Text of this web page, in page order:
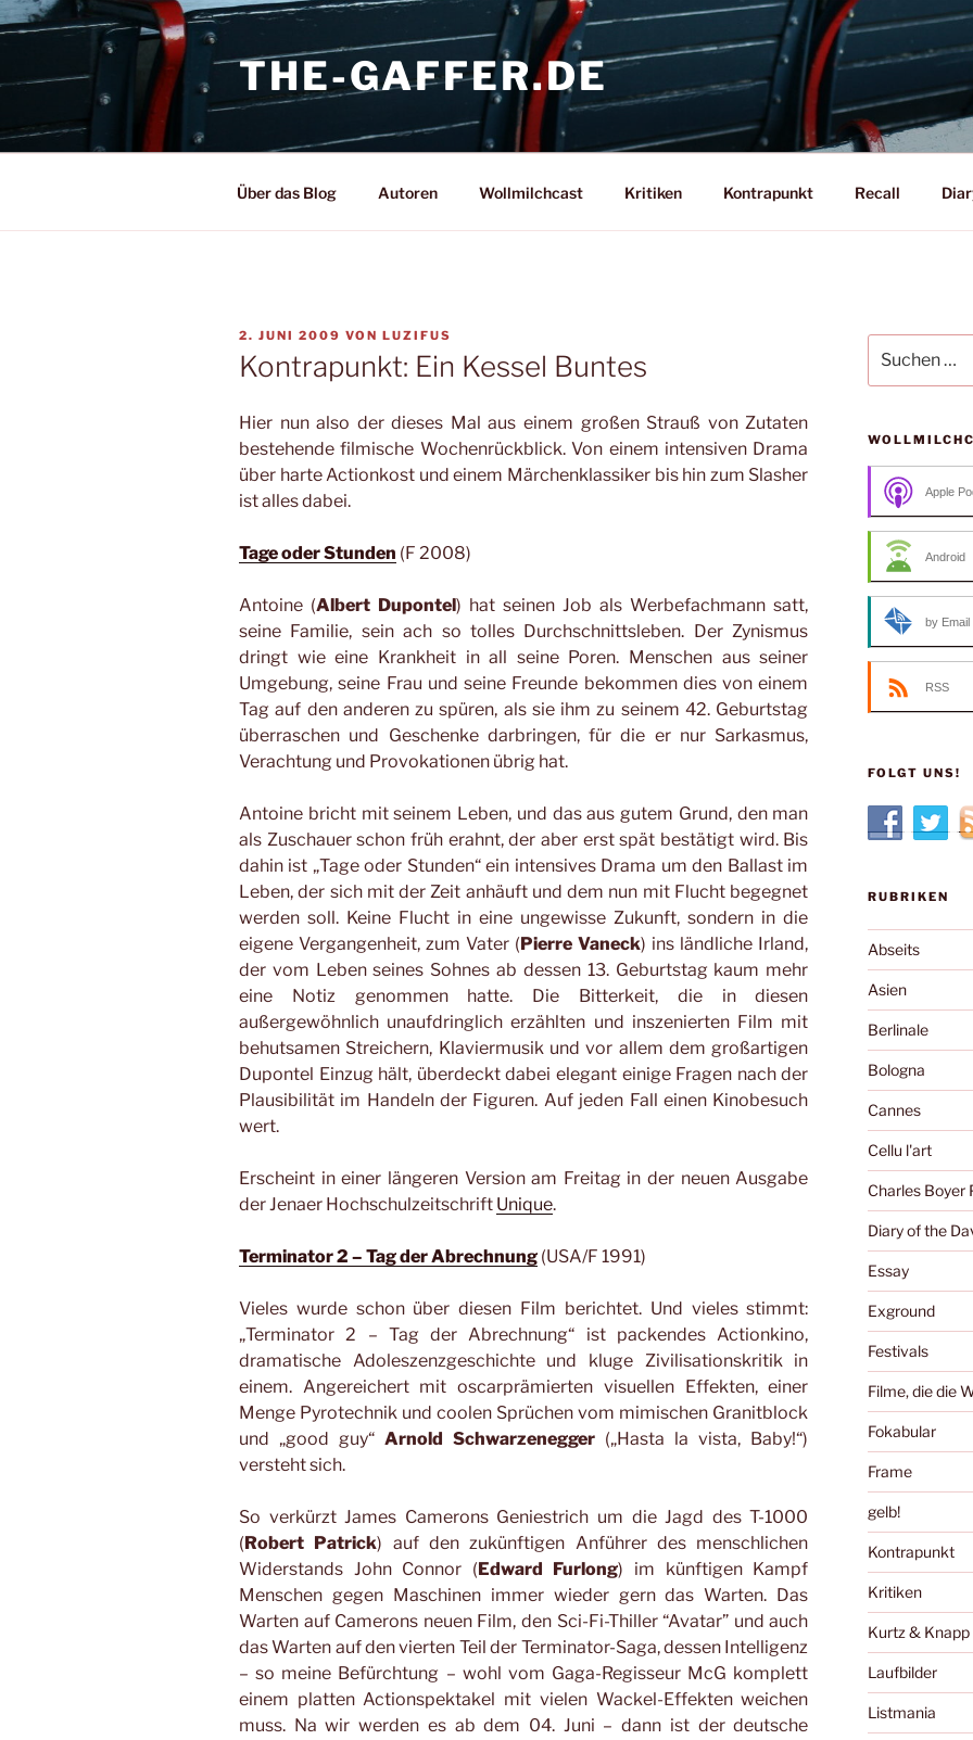
Zum
Inhalt
THE-GAFFER.DE
Über das Blog Autoren Wollmilchcast Kritiken Kontrapunkt Recall
VERÖFFENTLICHT
AM
2. JUNI 2009 VON LUZIFUS
Kontrapunkt: Ein Kessel Buntes
Hier nun also der dieses Mal aus einem großen Strauß von Zutaten
bestehende filmische Wochenrückblick. Von einem intensiven Drama
über harte Actionkost und einem Märchenklassiker bis hin zum Slasher
ist alles dabei.
Tage oder Stunden (F 2008)
Antoine (Albert Dupontel) hat seinen Job als Werbefachmann satt,
seine Familie, sein ach so tolles Durchschnittsleben. Der Zynismus
dringt wie eine Krankheit in all seine Poren. Menschen aus seiner
Umgebung, seine Frau und seine Freunde bekommen dies von einem
Tag auf den anderen zu spüren, als sie ihm zu seinem 42. Geburtstag
überraschen und Geschenke darbringen, für die er nur Sarkasmus,
Verachtung und Provokationen übrig hat.
Antoine bricht mit seinem Leben, und das aus gutem Grund, den man
als Zuschauer schon früh erahnt, der aber erst spät bestätigt wird. Bis
dahin ist „Tage oder Stunden“ ein intensives Drama um den Ballast im
Leben, der sich mit der Zeit anhäuft und dem nun mit Flucht begegnet
werden soll. Keine Flucht in eine ungewisse Zukunft, sondern in die
eigene Vergangenheit, zum Vater (Pierre Vaneck) ins ländliche Irland,
der vom Leben seines Sohnes ab dessen 13. Geburtstag kaum mehr
eine Notiz genommen hatte. Die Bitterkeit, die in diesen
außergewöhnlich unaufdringlich erzählten und inszenierten Film mit
behutsamen Streichern, Klaviermusik und vor allem dem großartigen
Dupontel Einzug hält, überdeckt dabei elegant einige Fragen nach der
Plausibilität im Handeln der Figuren. Auf jeden Fall einen Kinobesuch
wert.
Erscheint in einer längeren Version am Freitag in der neuen Ausgabe
der Jenaer Hochschulzeitschrift Unique.
Terminator 2 – Tag der Abrechnung (USA/F 1991)
Vieles wurde schon über diesen Film berichtet. Und vieles stimmt:
„Terminator 2 – Tag der Abrechnung“ ist packendes Actionkino,
dramatische Adoleszenzgeschichte und kluge Zivilisationskritik in
einem. Angereichert mit oscarprämierten visuellen Effekten, einer
Menge Pyrotechnik und coolen Sprüchen vom mimischen Granitblock
und „good guy“Arnold Schwarzenegger („Hasta la vista, Baby!“)
versteht sich.
So verkürzt James Camerons Geniestrich um die Jagd des T-1000
(Robert Patrick) auf den zukünftigen Anführer des menschlichen
Widerstands John Connor (Edward Furlong) im künftigen Kampf
Menschen gegen Maschinen immer wieder gern das Warten. Das
Warten auf Camerons neuen Film, den Sci-Fi-Thiller “Avatar” und auch
das Warten auf den vierten Teil der Terminator-Saga, dessen Intelligenz
– so meine Befürchtung – wohl vom Gaga-Regisseur McG komplett
einem platten Actionspektakel mit vielen Wackel-Effekten weichen
muss. Na wir werden es ab dem 04. Juni – dann ist der deutsche
nach:
Apple
Android
by Email
RSS
FOLGT UNS!
RUBRIKEN
Abseits
Asien
Berlinale
Bologna
Cannes
Cellu l'art
Charles Boyer
Diary of the
Essay
Exground
Festivals
Filme, die die
Fokabular
Frame
gelb!
Kontrapunkt
Kritiken
Kurtz & Knapp
Laufbilder
Listmania